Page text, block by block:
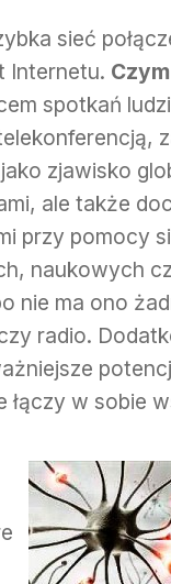
sieć
Internetu.
spotkań
zjawisko
ale także
przy pomocy
naukowych
nie ma ono
radio.
w sobie